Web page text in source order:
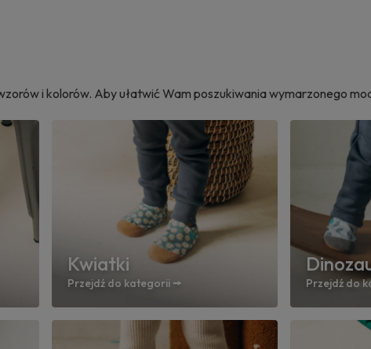
i kolorów. Aby ułatwić Wam poszukiwania wymarzonego
Kwiatki
Przejdź do kategorii 🠚 Przejdź do